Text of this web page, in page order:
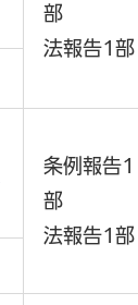
部
法報告1部
条例報告1
部
法報告1部